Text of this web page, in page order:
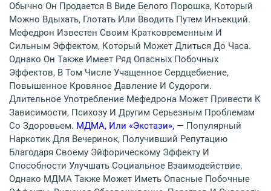
Обычно Он Продается В Виде Белого Порошка, Который
Можно Вдыхать, Глотать Или Вводить Путем Инъекций.
Мефедрон Известен Своим Кратковременным И
Сильным Эффектом, Который Может Длиться До Часа.
Однако Он Также Имеет Ряд Опасных Побочных
Эффектов, В Том Числе Учащенное Сердцебиение,
Повышенное Кровяное Давление И Судороги.
Длительное Употребление Мефедрона Может Привести К
Зависимости, Психозу И Другим Серьезным Проблемам
Со Здоровьем. МДМА, Или «экстази», — Популярный
Наркотик Для Вечеринок, Получивший Репутацию
Благодаря Своему Эйфорическому Эффекту И
Способности Улучшать Социальное Взаимодействие.
Однако МДМА Также Может Иметь Опасные Побочные